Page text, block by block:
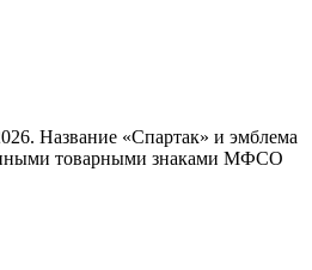
Название «Спартак» и эмблема
товарными знаками МФСО